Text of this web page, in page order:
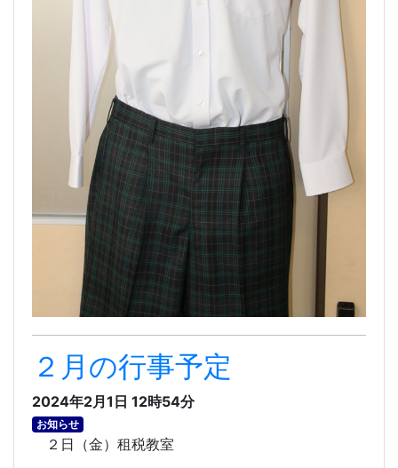
２月の行事予定
2024年2月1日 12時54分
お知らせ
２日（金）租税教室